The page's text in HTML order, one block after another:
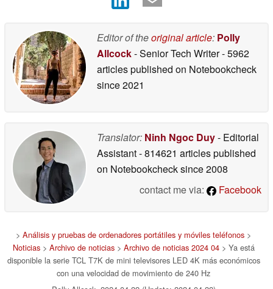
Editor of theoriginal article: Polly
Allcock- Senior Tech Writer- 5962
articles published on Notebookcheck
since 2021
Translator: Ninh Ngoc Duy- Editorial
Assistant- 814621 articles published
on Notebookchecksince 2008
contact me via:
Facebook
> Análisis y pruebas de ordenadores portátiles y móviles teléfonos >
Noticias> Archivo de noticias> Archivo de noticias 2024 04> Ya está
disponible la serie TCL T7K de mini televisores LED 4K más económicos
con una velocidad de movimiento de 240 Hz